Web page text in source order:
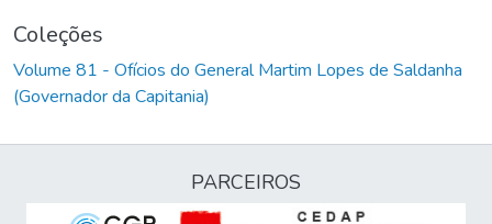
Coleções
Volume 81 - Ofícios do General Martim Lopes de Saldanha
(Governador da Capitania)
PARCEIROS